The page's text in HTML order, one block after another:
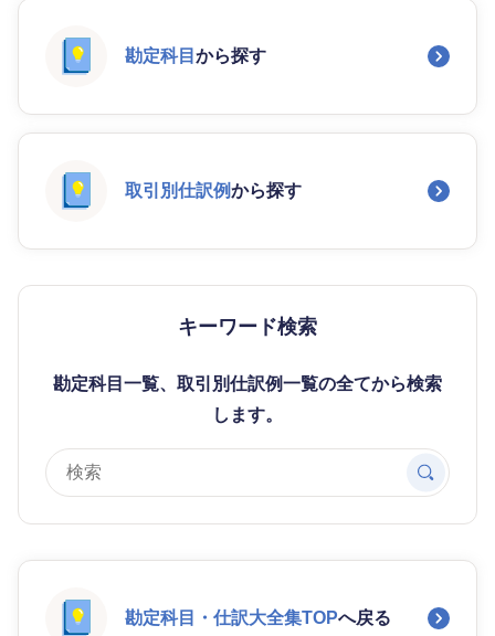
勘定科目 から探す
取引別仕訳例から探す
キーワード検索
勘定科目一覧、取引別仕訳例一覧の全てから検索
します。
勘定科目・仕訳大全集TOPへ戻る